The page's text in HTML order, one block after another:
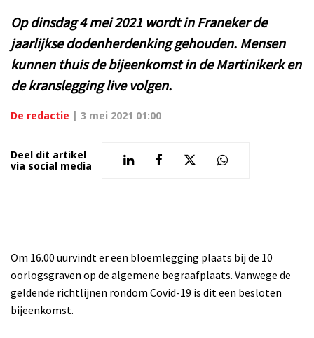
Op dinsdag 4 mei 2021 wordt in Franeker de
jaarlijkse dodenherdenking gehouden. Mensen
kunnen thuis de bijeenkomst in de Martinikerk en
de kranslegging live volgen.
De redactie | 3 mei 2021 01:00
Deel dit artikel
via social media
Om 16.00 uurvindt er een bloemlegging plaats bij de 10
oorlogsgraven op de algemene begraafplaats. Vanwege de
geldende richtlijnen rondom Covid-19 is dit een besloten
bijeenkomst.